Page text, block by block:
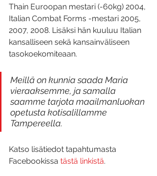
Thain Euroopan mestari (-60kg) 2004,
Italian Combat Forms -mestari 2005,
2007, 2008. Lisäksi hän kuuluu Italian
kansalliseen sekä kansainväliseen
tasokoekomiteaan.
Meillä on kunnia saada Maria
vieraaksemme, ja samalla
saamme tarjota maailmanluokan
opetusta kotisalillamme
Tampereella.
Katso lisätiedot tapahtumasta
Facebookissa tästä linkistä.